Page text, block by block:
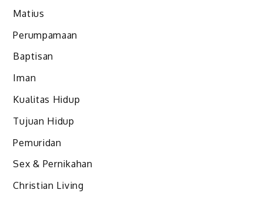
Matius
Perumpamaan
Baptisan
Iman
Kualitas Hidup
Tujuan Hidup
Pemuridan
Sex & Pernikahan
Christian Living